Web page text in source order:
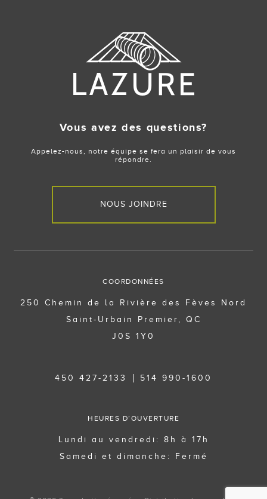
Vous avez des questions?
Appelez-nous, notre équipe se fera un plaisir de vous
répondre.
NOUS JOINDRE
COORDONNÉES
250 Chemin de la Rivière des Fèves Nord
Saint-Urbain Premier, QC
J0S 1Y0
450 427-2133 514 990-1600
HEURES D’OUVERTURE
Lundi au vendredi: 8h à 17h
Samedi et dimanche: Fermé